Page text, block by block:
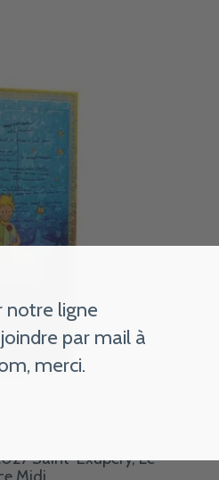
Saint-Exupéry, Le
notre ligne
par mail à
, merci.